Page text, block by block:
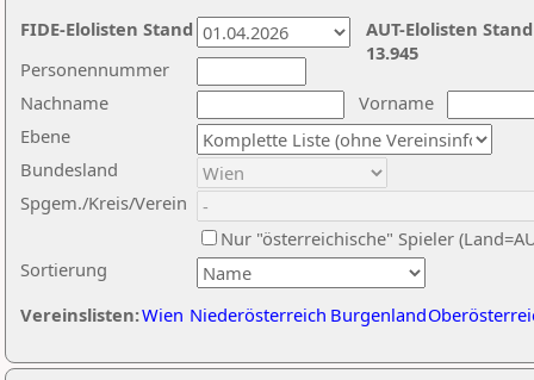
Nachname
Vorname
Ebene
Sortierung
Personennummer
Bundesland
Spgem./Kreis/Verein
Nur "österreichische" Spieler
Vereinslisten:Wien Niederösterreich Burgenland
AUT-Elolisten
13.945
FIDE-Elolisten Stand